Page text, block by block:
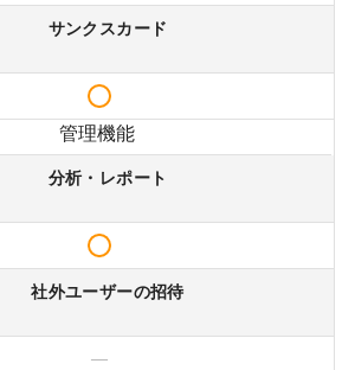
サンクスカード
管理機能
分析・レポート
社外ユーザーの招待
—